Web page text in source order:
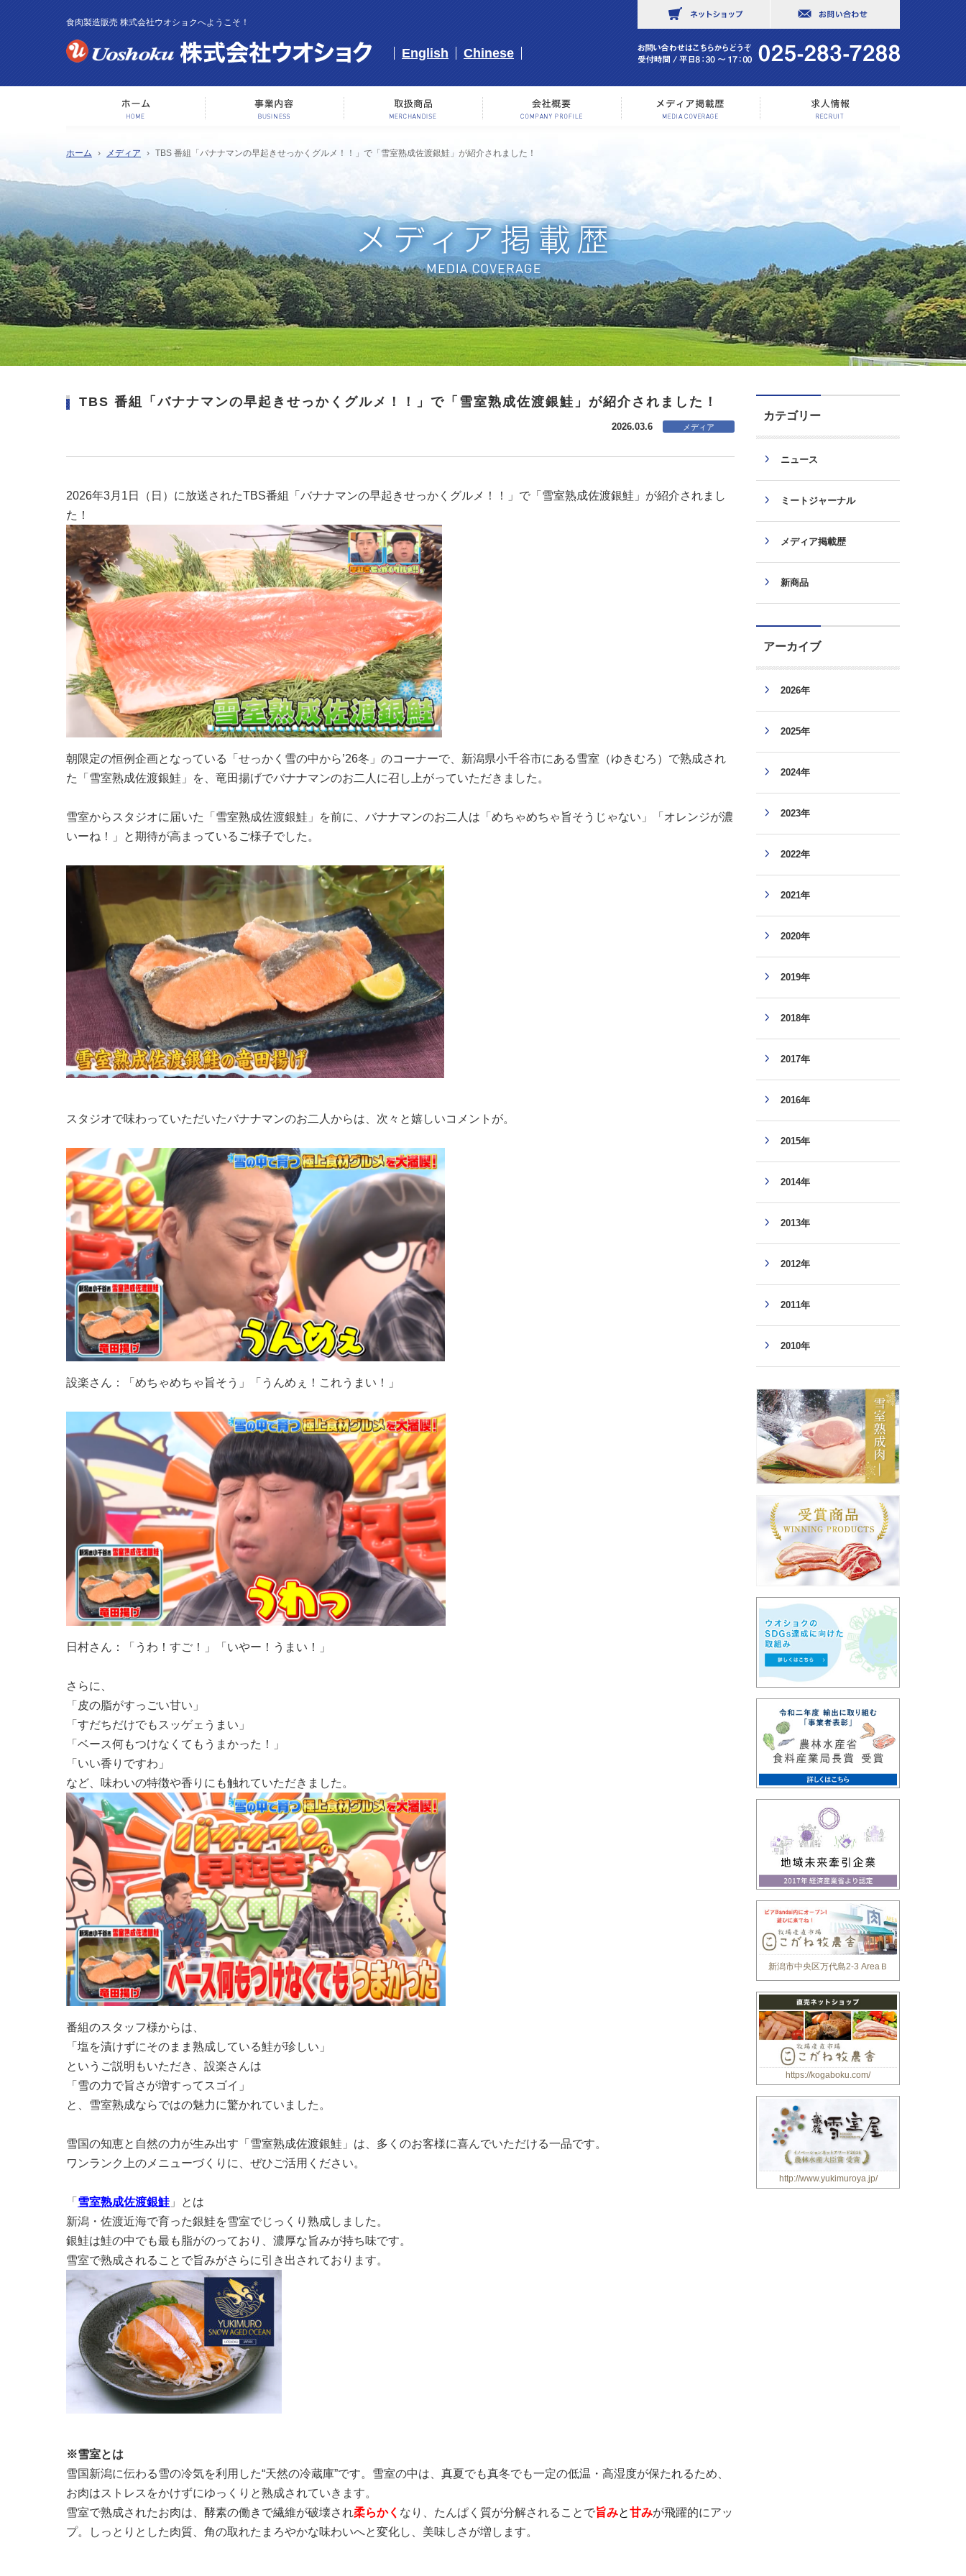
食肉製造販売 株式会社ウオショクへようこそ！
English Chinese
取り扱い商品 会社概要 メディア掲載歴
ホーム メディア TBS 番組「バナナマンの早起きせっかくグルメ！！」で「雪室熟成佐渡銀鮭」が紹介されました！
TBS 番組「バナナマンの早起きせっかくグルメ！！」で「雪室熟成佐渡銀鮭」が紹介されました！
2026.03.6 メディア
2026年3月1日（日）に放送されたTBS番組「バナナマンの早起きせっかくグルメ！！」で「雪室熟成佐渡銀鮭」が紹介されまし
た！
朝限定の恒例企画となっている「せっかく雪の中から’26冬」のコーナーで、新潟県小千谷市にある雪室（ゆきむろ）で熟成され
た「雪室熟成佐渡銀鮭」を、竜田揚げでバナナマンのお二人に召し上がっていただきました。
雪室からスタジオに届いた「雪室熟成佐渡銀鮭」を前に、バナナマンのお二人は「めちゃめちゃ旨そうじゃない」「オレンジが濃
いーね！」と期待が高まっているご様子でした。
スタジオで味わっていただいたバナナマンのお二人からは、次々と嬉しいコメントが。
設楽さん：「めちゃめちゃ旨そう」「うんめぇ！これうまい！」
日村さん：「うわ！すご！」「いやー！うまい！」
さらに、
「皮の脂がすっごい甘い」
「すだちだけでもスッゲェうまい」
「ベース何もつけなくてもうまかった！」
「いい香りですわ」
など、味わいの特徴や香りにも触れていただきました。
番組のスタッフ様からは、
「塩を漬けずにそのまま熟成している鮭が珍しい」
というご説明もいただき、設楽さんは
「雪の力で旨さが増すってスゴイ」
と、雪室熟成ならではの魅力に驚かれていました。
雪国の知恵と自然の力が生み出す「雪室熟成佐渡銀鮭」は、多くのお客様に喜んでいただける一品です。
ワンランク上のメニューづくりに、ぜひご活用ください。
「 雪室熟成佐渡銀鮭 」とは
新潟・佐渡近海で育った銀鮭を雪室でじっくり熟成しました。
銀鮭は鮭の中でも最も脂がのっており、濃厚な旨みが持ち味です。
雪室で熟成されることで旨みがさらに引き出されております。
※雪室とは
雪国新潟に伝わる雪の冷気を利用した“天然の冷蔵庫”です。雪室の中は、真夏でも真冬でも一定の低温・高湿度が保たれるため、
お肉はストレスをかけずにゆっくりと熟成されていきます。
雪室で熟成されたお肉は、酵素の働きで繊維が破壊され柔らかく なり、たんぱく質が分解されることで旨みと甘みが飛躍的にアッ
プ。しっとりとした肉質、角の取れたまろやかな味わいへと変化し、美味しさが増します。
カテゴリー
ニュース
ミートジャーナル
メディア掲載歴
新商品
アーカイブ
2026年
2025年
2024年
2023年
2022年
2021年
2020年
2019年
2018年
2017年
2016年
2015年
2014年
2013年
2012年
2011年
2010年
新潟市中央区万代島2-3 AreaＢ
https://kogaboku.com/
http://www.yukimuroya.jp/